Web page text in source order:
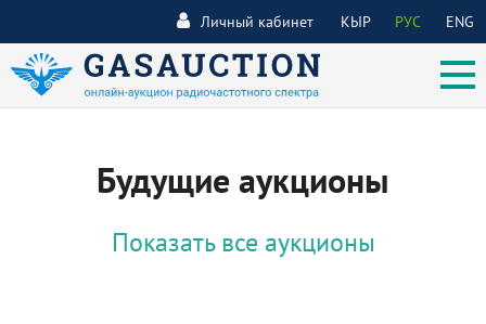
КЫР РУС ENG
Личный кабинет
Будущие аукционы
Показать все аукционы